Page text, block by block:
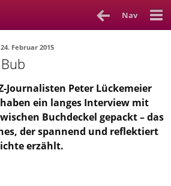
Nav
Autor_in
Februar 2015
Journalisten Peter Lückemeier
haben ein langes Interview mit
Buchdeckel gepackt – das
der spannend und reflektiert
erzählt.